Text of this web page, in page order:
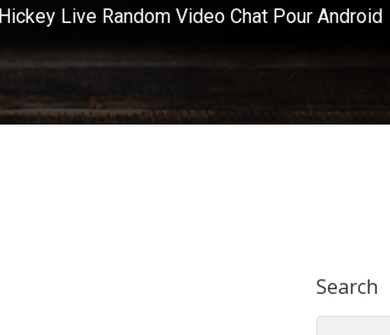
Live Random Video Chat Pour Android
Search